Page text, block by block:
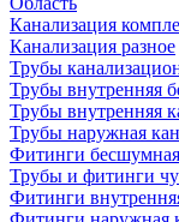
Канализация
Канализация разное
Трубы
Трубы внутренняя
Трубы внутренняя
Трубы наружная
Фитинги
Трубы и фитинги
Фитинги